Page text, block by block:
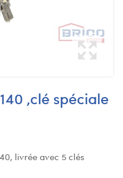
,clé spéciale
livrée avec 5 clés